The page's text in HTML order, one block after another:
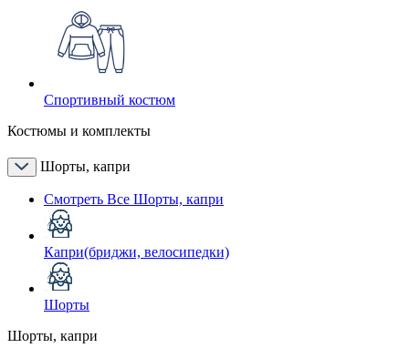
Спортивный костюм
Костюмы и комплекты
Шорты, капри
Смотреть Все Шорты, капри
Капри(бриджи, велосипедки)
Шорты
Шорты, капри